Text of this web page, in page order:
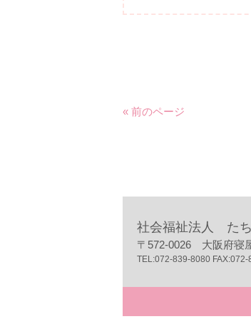
« 前のページ
社会福祉法人 た
〒572-0026 大阪府寝
TEL:072-839-8080 FAX:072-